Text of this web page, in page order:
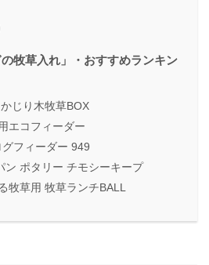
牧草入れ」・おすすめランキン
じり木牧草BOX
エコフィーダー
フィーダー 949
ン ポタリー チモシーキープ
牧草用 牧草ランチBALL